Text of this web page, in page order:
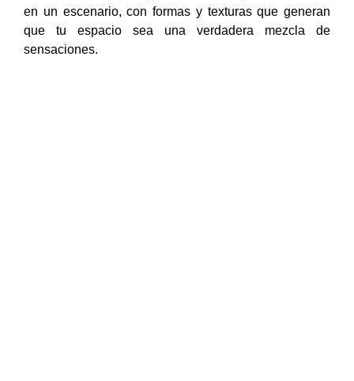
en un escenario, con formas y texturas que generan
que tu espacio sea una verdadera mezcla de
sensaciones.